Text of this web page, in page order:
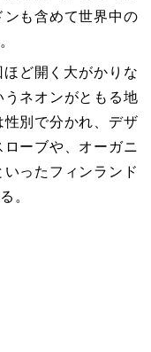
ンも含めて世界中の
ど開く大がかりな
うネオンがともる地
別で分かれ、デザ
ーブや、オーガニ
ったフィンランド
。